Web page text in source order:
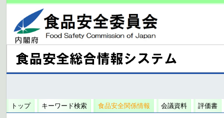
トップ キーワード検索 食品安全関係情報 会議資料 評価書